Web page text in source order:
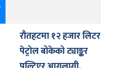
रौतहटमा १२ हजार लिटर
पेट्रोल बोकेको ट्याङ्कर